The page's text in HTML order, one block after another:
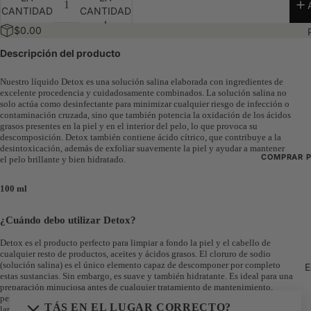
Paquetes
La caja
COMPRAR
Paquetes
La caja
CANTIDAD
CANTIDAD
$0.00
Descripción del producto
Nuestro líquido Detox es una solución salina elaborada con ingredientes de
excelente procedencia y cuidadosamente combinados. La solución salina no
solo actúa como desinfectante para minimizar cualquier riesgo de infección o
contaminación cruzada, sino que también potencia la oxidación de los ácidos
grasos presentes en la piel y en el interior del pelo, lo que provoca su
descomposición. Detox también contiene ácido cítrico, que contribuye a la
desintoxicación, además de exfoliar suavemente la piel y ayudar a mantener
el pelo brillante y bien hidratado.
100 ml
¿Cuándo debo utilizar Detox?
Detox es el producto perfecto para limpiar a fondo la piel y el cabello de
cualquier resto de productos, aceites y ácidos grasos. El cloruro de sodio
(solución salina) es el único elemento capaz de descomponer por completo
estas sustancias. Sin embargo, es suave y también hidratante. Es ideal para una
preparación minuciosa antes de cualquier tratamiento de mantenimiento,
pero
¿ESTÁS EN EL LUGAR CORRECTO?